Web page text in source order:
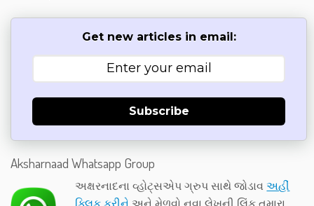
Get new articles in email:
Subscribe
Aksharnaad Whatsapp Group
અક્ષરનાદના વ્હોટ્સએપ ગ્રુપ સાથે જોડાવઅહીં